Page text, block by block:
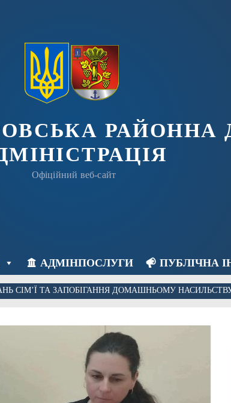
РАЙОННА
Офіційний веб-сайт
АДМІНПОСЛУГИ ПУБЛІЧНА
СІМ’Ї ТА ЗАПОБІГАННЯ ДОМАШНЬОМУ